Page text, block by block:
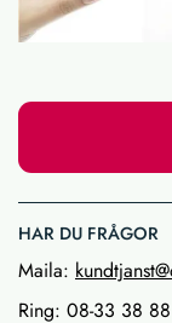
HAR DU FRÅGOR
Maila:
Ring: 08-33 38 88